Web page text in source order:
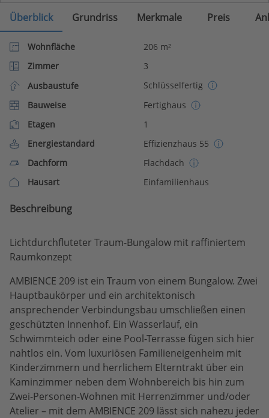
Überblick Grundriss Merkmale Preis
Wohnfläche
206 m²
Zimmer
3
Ausbaustufe
Schlüsselfertig
Bauweise
Fertighaus
Etagen
1
Energiestandard
Effizienzhaus 55
Dachform
Flachdach
Hausart
Einfamilienhaus
Beschreibung
Lichtdurchfluteter Traum-Bungalow mit raffiniertem
Raumkonzept
AMBIENCE 209 ist ein Traum von einem Bungalow. Zwei
Hauptbaukörper und ein architektonisch
ansprechender Verbindungsbau umschließen einen
geschützten Innenhof. Ein Wasserlauf, ein
Schwimmteich oder eine Pool-Terrasse fügen sich hier
nahtlos ein. Vom luxuriösen Familieneigenheim mit
Kinderzimmern und herrlichem Elterntrakt über ein
Kaminzimmer neben dem Wohnbereich bis hin zum
Zwei-Personen-Wohnen mit Herrenzimmer und/oder
Atelier – mit dem AMBIENCE 209 lässt sich nahezu jeder